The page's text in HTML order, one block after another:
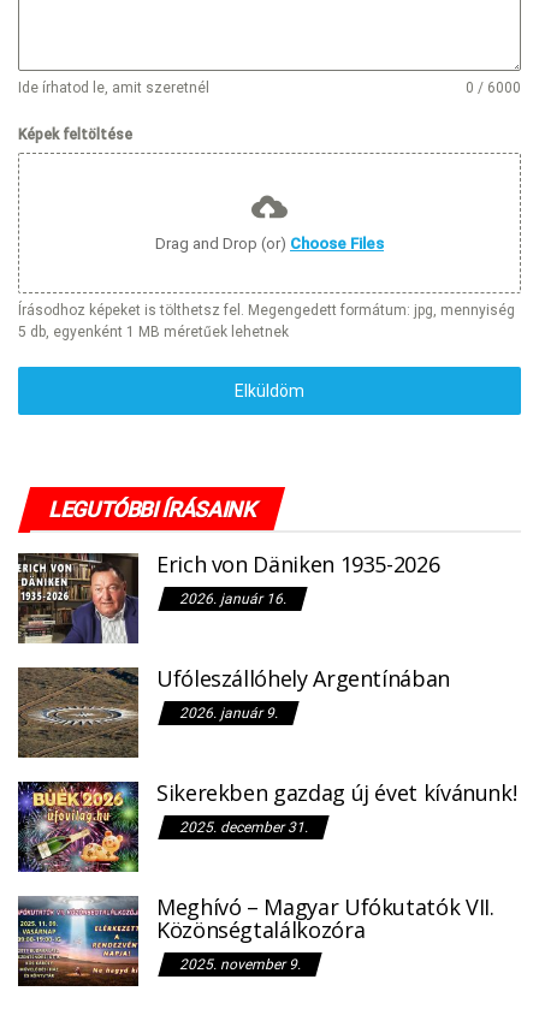
Ide írhatod le, amit szeretnél 0 / 6000
Képek feltöltése
Drag and Drop (or) Choose Files
Írásodhoz képeket is tölthetsz fel. Megengedett formátum: jpg, mennyiség
5 db, egyenként 1 MB méretűek lehetnek
Elküldöm
LEGUTÓBBI ÍRÁSAINK
Erich von Däniken 1935-2026
2026. január 16.
Ufóleszállóhely Argentínában
2026. január 9.
Sikerekben gazdag új évet kívánunk!
2025. december 31.
Meghívó – Magyar Ufókutatók VII.
Közönségtalálkozóra
2025. november 9.